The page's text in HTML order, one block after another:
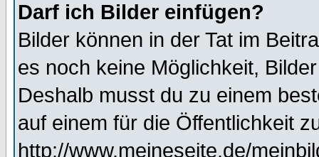
Darf ich Bilder einfügen?
Bilder können in der Tat im
es noch keine Möglichkeit,
Deshalb musst du zu einem
auf einem für die Öffentlichkeit
http://www.meineseite.de/